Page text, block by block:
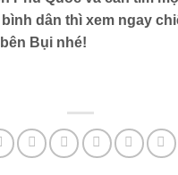
dân thì xem ngay
Bụi nhé!